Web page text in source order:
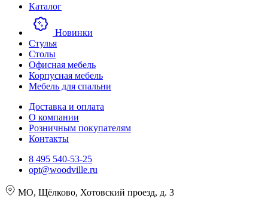
Каталог
Новинки
Стулья
Столы
Офисная мебель
Корпусная мебель
Мебель для спальни
Доставка и оплата
О компании
Розничным покупателям
Контакты
8 495 540-53-25
opt@woodville.ru
МО, Щёлково, Хотовский проезд, д. 3